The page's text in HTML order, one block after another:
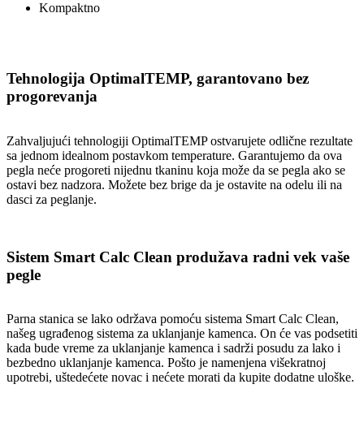
Kompaktno
Tehnologija OptimalTEMP, garantovano bez
progorevanja
Zahvaljujući tehnologiji OptimalTEMP ostvarujete odlične rezultate
sa jednom idealnom postavkom temperature. Garantujemo da ova
pegla neće progoreti nijednu tkaninu koja može da se pegla ako se
ostavi bez nadzora. Možete bez brige da je ostavite na odelu ili na
dasci za peglanje.
Sistem Smart Calc Clean produžava radni vek vaše
pegle
Parna stanica se lako održava pomoću sistema Smart Calc Clean,
našeg ugrađenog sistema za uklanjanje kamenca. On će vas podsetiti
kada bude vreme za uklanjanje kamenca i sadrži posudu za lako i
bezbedno uklanjanje kamenca. Pošto je namenjena višekratnoj
upotrebi, uštedećete novac i nećete morati da kupite dodatne uloške.